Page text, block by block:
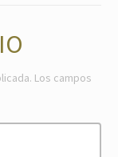
Los campos